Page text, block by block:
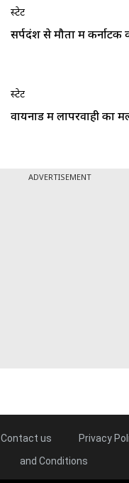
स्टेट
सर्पदंश से मौतों में
स्टेट
वायनाड में लापरवाही का
ADVERTISEMENT
Contact us Privacy
and Conditions